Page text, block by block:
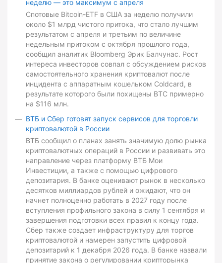
неделю — это максимум с апреля
Спотовые Bitcoin-ETF в США за неделю получили
около $1 млрд чистого притока, что стало лучшим
результатом с апреля и третьим по величине
недельным притоком с октября прошлого года,
сообщил аналитик Bloomberg Эрик Балчунас. Рост
интереса инвесторов совпал с обсуждением рисков
самостоятельного хранения криптовалют после
инцидента с аппаратным кошельком Coldcard, в
результате которого были похищены BTC примерно
на $116 млн.
ВТБ и Сбер готовят запуск сервисов для торговли
криптовалютой в России
ВТБ сообщил о планах занять значимую долю рынка
криптовалютных операций в России и развивать это
направление через платформу ВТБ Мои
Инвестиции, а также с помощью цифрового
депозитария. В банке оценивают рынок в несколько
десятков миллиардов рублей и ожидают, что он
начнет полноценно работать в 2027 году после
вступления профильного закона в силу 1 сентября и
завершения подготовки всех правил к концу года.
Сбер также создает инфраструктуру для торгов
криптовалютой и намерен запустить цифровой
депозитарий к 1 декабря 2026 года. В банке назвали
принятие закона о регулировании крипторынка